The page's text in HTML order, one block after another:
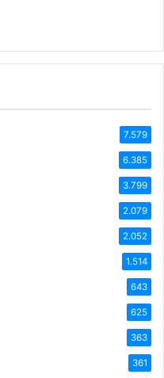
7.579
6.385
3.799
2.079
2.052
1.514
643
625
363
361